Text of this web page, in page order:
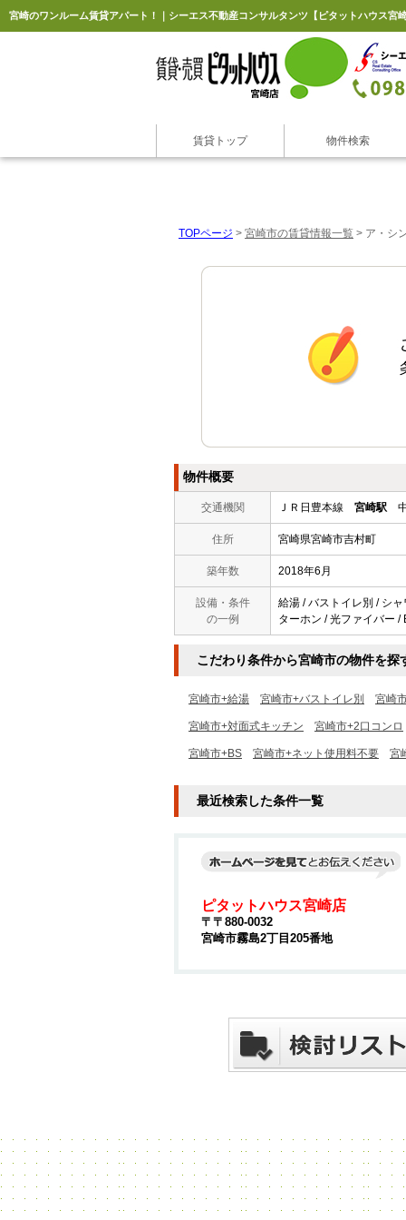
宮崎のワンルーム賃貸アパート！｜シーエス不動産コンサルタンツ【ピタットハウス宮
賃貸トップ 物件検索
TOPページ > 宮崎市の賃貸情報一覧 > ア・シ
物件概要
交通機関 ＪＲ日豊本線 宮崎駅
住所 宮崎県宮崎市吉村町
築年数 2018年6月
設備・条件
の一例
給湯 / バストイレ別 / シ
ターホン / 光ファイバー
こだわり条件から宮崎市の物件を探
宮崎市+給湯 宮崎市+バストイレ別 宮崎
宮崎市+対面式キッチン 宮崎市+2口コンロ
宮崎市+BS 宮崎市+ネット使用料不要 宮
最近検索した条件一覧
ピタットハウス宮崎店
〒〒880-0032
宮崎市霧島2丁目205番地